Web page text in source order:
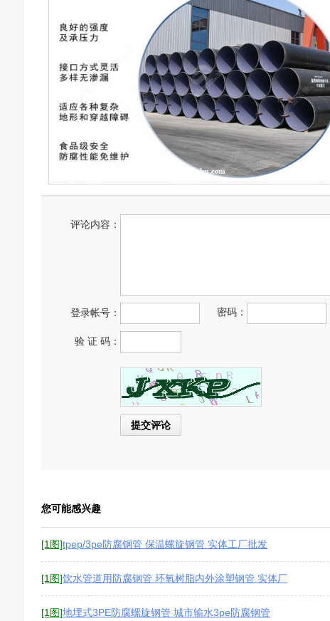
评论内容：
登录帐号： 密码：
验 证 码：
您可能感兴趣
[1图]tpep/3pe防腐钢管 保温螺旋钢管 实体工厂批发
[1图]饮水管道用防腐钢管 环氧树脂内外涂塑钢管 实体厂
家直发 可配
[1图]地埋式3PE防腐螺旋钢管 城市输水3pe防腐钢管